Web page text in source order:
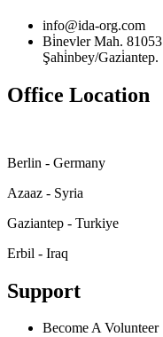
info@ida-org.com
Bi̇nevler Mah.
Şahi̇nbey/Gazi̇antep.
Office Location
Berlin - Germany
Azaaz - Syria
Gaziantep - Turkiye
Erbil - Iraq
Support
Become A Volunteer